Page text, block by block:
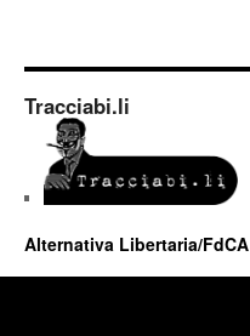
Tracciabi.li
Alternativa Libertaria/FdCA